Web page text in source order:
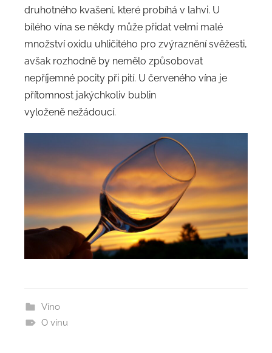
druhotného kvašení, které probíhá v lahvi. U
bílého vína se někdy může přidat velmi malé
množství oxidu uhličitého pro zvýraznění svěžesti,
avšak rozhodně by nemělo způsobovat
nepříjemné pocity při pití. U červeného vína je
přítomnost jakýchkoliv bublin
vyloženě nežádoucí.
Víno
O vínu